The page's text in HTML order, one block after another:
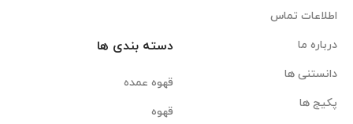
اطلاعات تماس
درباره ما
دانستنی ها
پکیج ها
دسته بندی ها
قهوه عمده
قهوه